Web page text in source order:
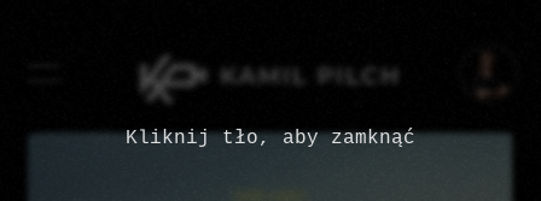
Kliknij tło, aby zamknąć